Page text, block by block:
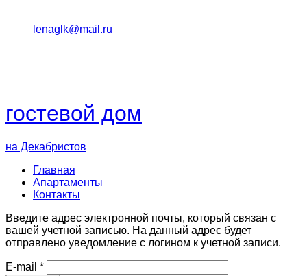
lenaglk@mail.ru
гостевой дом
на Декабристов
Главная
Апартаменты
Контакты
Введите адрес электронной почты, который связан с
вашей учетной записью. На данный адрес будет
отправлено уведомление с логином к учетной записи.
E-mail *